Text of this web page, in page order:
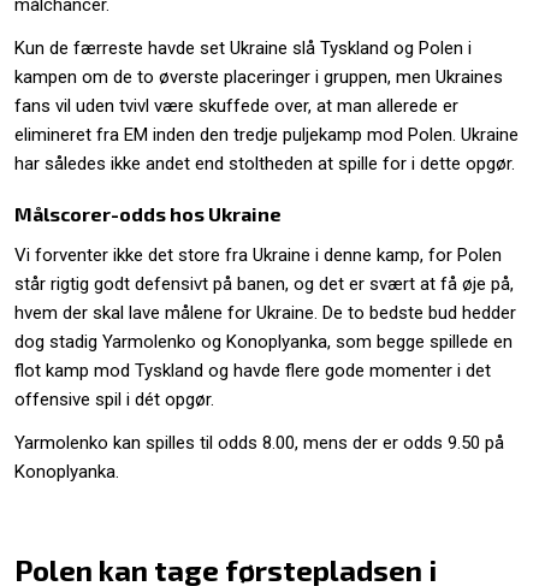
målchancer.
Kun de færreste havde set Ukraine slå Tyskland og Polen i
kampen om de to øverste placeringer i gruppen, men Ukraines
fans vil uden tvivl være skuffede over, at man allerede er
elimineret fra EM inden den tredje puljekamp mod Polen. Ukraine
har således ikke andet end stoltheden at spille for i dette opgør.
Målscorer-odds hos Ukraine
Vi forventer ikke det store fra Ukraine i denne kamp, for Polen
står rigtig godt defensivt på banen, og det er svært at få øje på,
hvem der skal lave målene for Ukraine. De to bedste bud hedder
dog stadig Yarmolenko og Konoplyanka, som begge spillede en
flot kamp mod Tyskland og havde flere gode momenter i det
offensive spil i dét opgør.
Yarmolenko kan spilles til odds 8.00, mens der er odds 9.50 på
Konoplyanka.
Polen kan tage førstepladsen i